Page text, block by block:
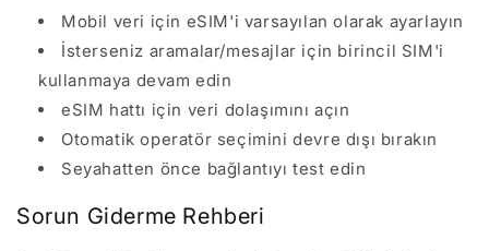
Mobil veri için eSIM'i varsayılan olarak ayarlayın
İsterseniz aramalar/mesajlar için birincil SIM'i
kullanmaya devam edin
eSIM hattı için veri dolaşımını açın
Otomatik operatör seçimini devre dışı bırakın
Seyahatten önce bağlantıyı test edin
Sorun Giderme Rehberi